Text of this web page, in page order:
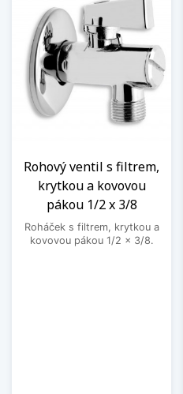
Rohový ventil s filtrem,
krytkou a kovovou
pákou 1/2 x 3/8
Roháček s filtrem, krytkou a
kovovou pákou 1/2 x 3/8.